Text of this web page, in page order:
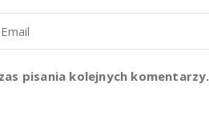
pisania kolejnych komentarzy.